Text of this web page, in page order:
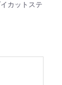
カットステ